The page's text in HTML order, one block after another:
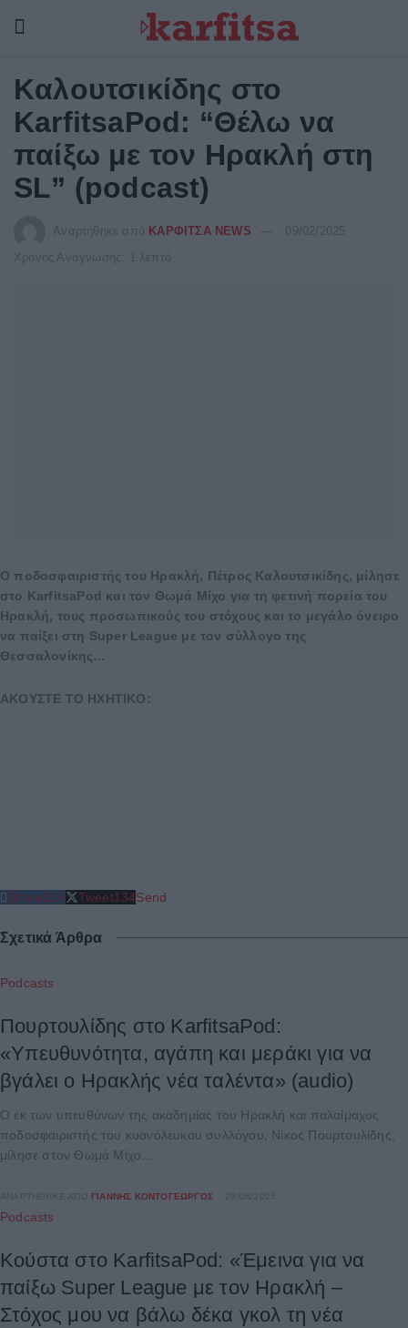
Kαλουτσικίδης στο
KarfitsaPod: “Θέλω να
παίξω με τον Ηρακλή στη
SL” (podcast)
Αναρτήθηκε από ΚΑΡΦΙΤΣΑ NEWS
09/02/2025
Χρόνος Ανάγνωσης: 1 λεπτό
O ποδοσφαιριστής του Ηρακλή, Πέτρος Καλουτσικίδης, μίλησε
στο KarfitsaPod και τον Θωμά Mίχο για τη φετινή πορεία του
Ηρακλή, τους προσωπικούς του στόχους και το μεγάλο όνειρο
να παίξει στη Super League με τον σύλλογο της
Θεσσαλονίκης…
AKOYΣTE TO HXHTIKO:
Share214 Tweet134Send
Σχετικά Άρθρα
Podcasts
Πουρτουλίδης στο KarfitsaPod:
«Υπευθυνότητα, αγάπη και μεράκι για να
βγάλει ο Ηρακλής νέα ταλέντα» (audio)
Ο εκ των υπευθύνων της ακαδημίας του Ηρακλή και παλαίμαχος
ποδοσφαιριστής του κυανόλευκου συλλόγου, Νίκος Πουρτουλίδης,
μίλησε στον Θωμά Μίχο...
ΓΙΆΝΝΗΣ ΚΟΝΤΟΓΕΏΡΓΟΣ
Podcasts
Κούστα στο KarfitsaPod: «Έμεινα για να
παίξω Super League με τον Ηρακλή –
Στόχος μου να βάλω δέκα γκολ τη νέα